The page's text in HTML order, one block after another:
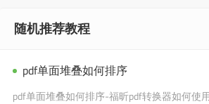
随机推荐教程
pdf单面堆叠如何排序
pdf单面堆叠如何排序-福昕pdf转换器如何使